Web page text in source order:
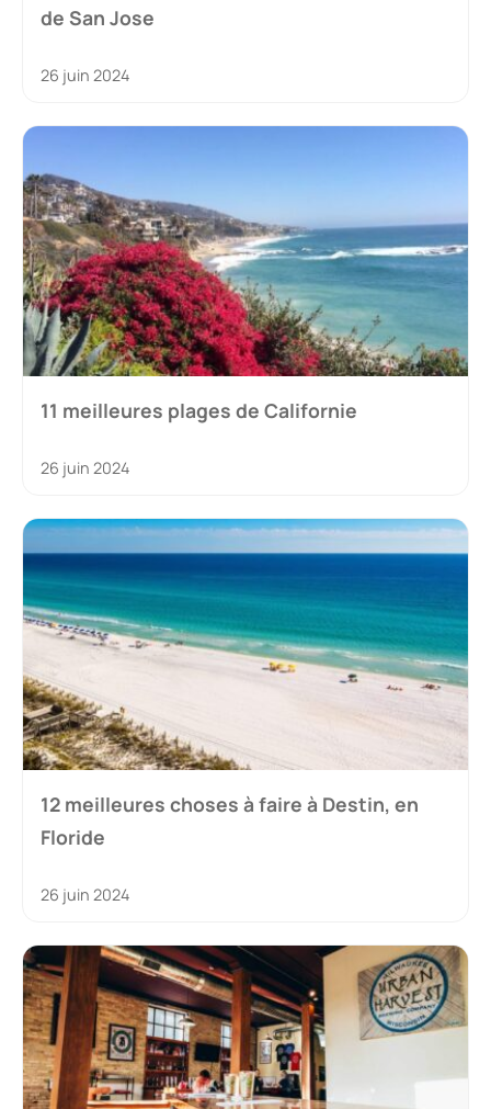
de San Jose
26 juin 2024
11 meilleures plages de Californie
26 juin 2024
12 meilleures choses à faire à Destin, en
Floride
26 juin 2024